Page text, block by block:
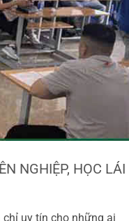
NGHIỆP, HỌC LÁI
uy tín cho những ai